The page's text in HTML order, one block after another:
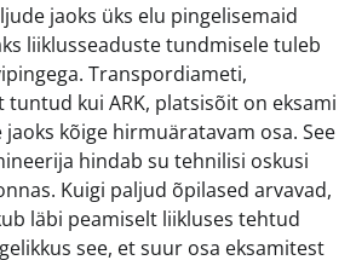
jaoks üks elu pingelisemaid
liiklusseaduste tundmisele tuleb
Transpordiameti,
tuntud kui ARK, platsisõit on eksami
kõige hirmuäratavam osa. See
hindab su tehnilisi oskusi
Kuigi paljud õpilased arvavad,
läbi peamiselt liikluses tehtud
see, et suur osa eksamitest